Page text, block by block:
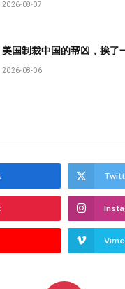
2026-08-07
美国制裁中国的帮凶，挨了
2026-08-06